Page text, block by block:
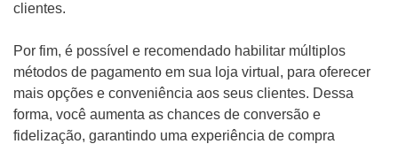
clientes.
Por fim, é possível e recomendado habilitar múltiplos
métodos de pagamento em sua loja virtual, para oferecer
mais opções e conveniência aos seus clientes. Dessa
forma, você aumenta as chances de conversão e
fidelização, garantindo uma experiência de compra